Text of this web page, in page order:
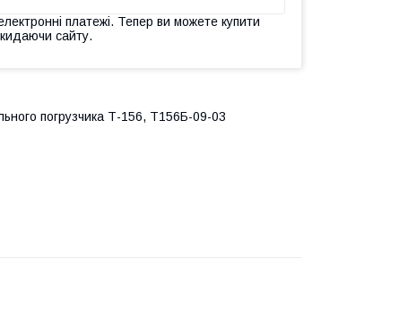
платежі. Тепер ви можете купити
сайту.
погрузчика Т-156, Т156Б-09-03